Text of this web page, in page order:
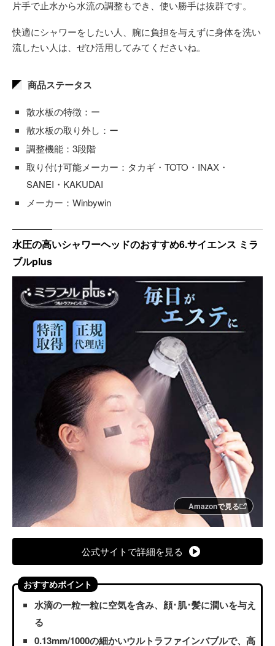
片手で止水から水流の調整もでき、使い勝手は抜群です。
快適にシャワーをしたい人、腕に負担を与えずに身体を洗い
流したい人は、ぜひ活用してみてくださいね。
商品ステータス
散水板の特徴：ー
散水板の取り外し：ー
調整機能：3段階
取り付け可能メーカー：タカギ・TOTO・INAX・
SANEI・KAKUDAI
メーカー：Winbywin
水圧の高いシャワーヘッドのおすすめ6.サイエンス ミラ
ブルplus
Amazonで見る
公式サイトで詳細を見る
おすすめポイント
水滴の一粒一粒に空気を含み、顔･肌･髪に潤いを与え
る
0.13mm/1000の細かいウルトラファインバブルで、高